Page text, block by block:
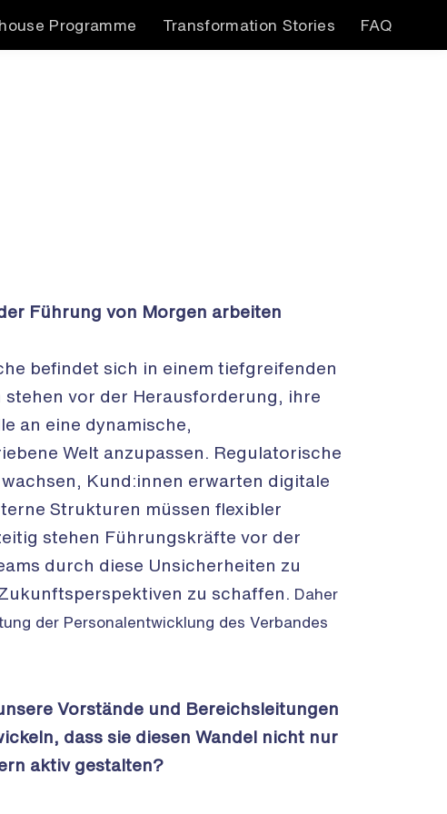
Programme Transformation Stories FAQ
Führung von Morgen arbeiten
befindet sich in einem tiefgreifenden
stehen vor der Herausforderung, ihre
an eine dynamische,
Welt anzupassen. Regulatorische
Kund:innen erwarten digitale
Strukturen müssen flexibler
stehen Führungskräfte vor der
durch diese Unsicherheiten zu
zu schaffen. Daher
der Personalentwicklung des Verbandes
Vorstände und Bereichsleitungen
dass sie diesen Wandel nicht nur
aktiv gestalten?